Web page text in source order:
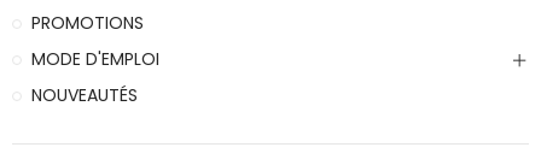
PROMOTIONS
MODE D'EMPLOI
NOUVEAUTÉS